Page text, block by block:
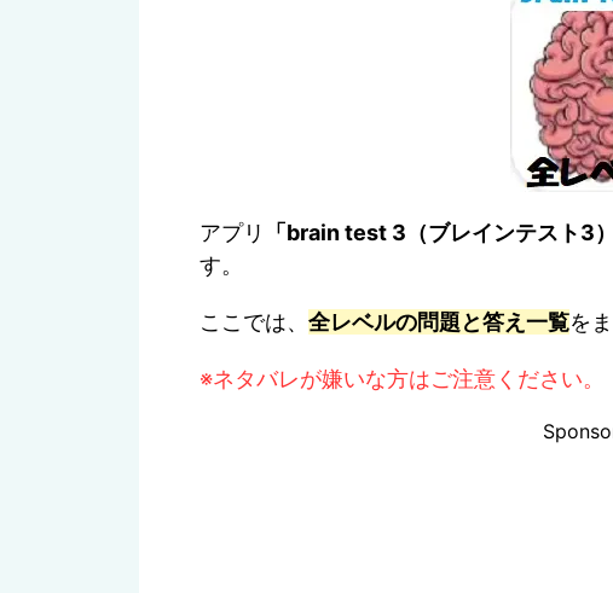
アプリ 「brain test 3（ブレインテスト3
す。
ここでは、 全レベルの問題と答え一覧を
※ネタバレが嫌いな方はご注意ください。